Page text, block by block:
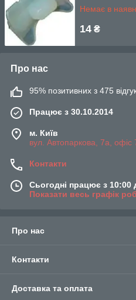
Немає в
14 ₴
Про нас
95% позитивних з 475
Працює з 30.10.2014
м. Київ
вул. Автопаркова, 7а, офіс
Контакти
Сьогодні працює з 10:00
Показати весь графік
Про нас
Контакти
Доставка та оплата